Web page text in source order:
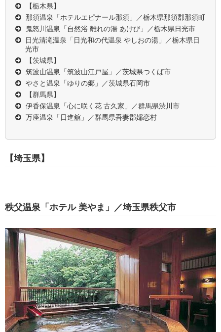
【栃木県】
那須温泉「ホテルエピナール那須」／栃木県那須郡那須町
鬼怒川温泉「自然浴 離れの湯 あけび」／栃木県日光市
日光清滝温泉「日光和の代温泉 やしおの湯」／栃木県日
光市
【茨城県】
筑波山温泉「筑波山江戸屋」／茨城県つくば市
やさと温泉「ゆりの郷」／茨城県石岡市
【群馬県】
伊香保温泉「心に咲く花 古久家」／群馬県渋川市
万座温泉「日進舘」／群馬県吾妻郡嬬恋村
【埼玉県】
秩父温泉「ホテル 美やま」／埼玉県秩父市